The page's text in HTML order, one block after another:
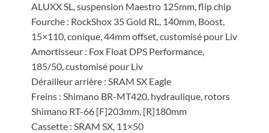
ALUXX SL, suspension Maestro 125mm, flip chip
Fourche : RockShox 35 Gold RL, 140mm, Boost,
15×110, conique, 44mm offset, customisé pour Liv
Amortisseur : Fox Float DPS Performance,
185/50, customisé pour Liv
Dérailleur arrière : SRAM SX Eagle
Freins : Shimano BR-MT420, hydraulique, rotors
Shimano RT-66 [F]203mm, [R]180mm
Cassette : SRAM SX, 11×50